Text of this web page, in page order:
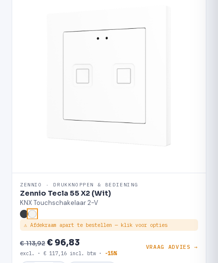
ZENNIO · DRUKKNOPPEN & BEDIENING
Zennio Tecla 55 X2 (Wit)
KNX Touchschakelaar 2-V
⚠ Afdekraam apart te bestellen — klik voor opties
€ 113,92€ 96,83
excl. · € 117,16 incl. btw · -15%
VRAAG ADVIES →